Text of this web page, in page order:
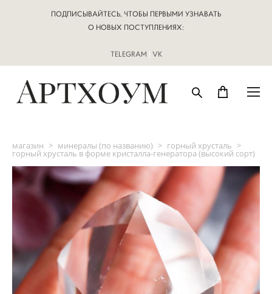
ПОДПИСЫВАЙТЕСЬ, ЧТОБЫ ПЕРВЫМИ УЗНАВАТЬ
О НОВЫХ ПОСТУПЛЕНИЯХ:
TELEGRAM | VK
магазин > минералы (по названию) > горный хрусталь >
горный хрусталь в форме кристалла-генератора (высокий сорт)